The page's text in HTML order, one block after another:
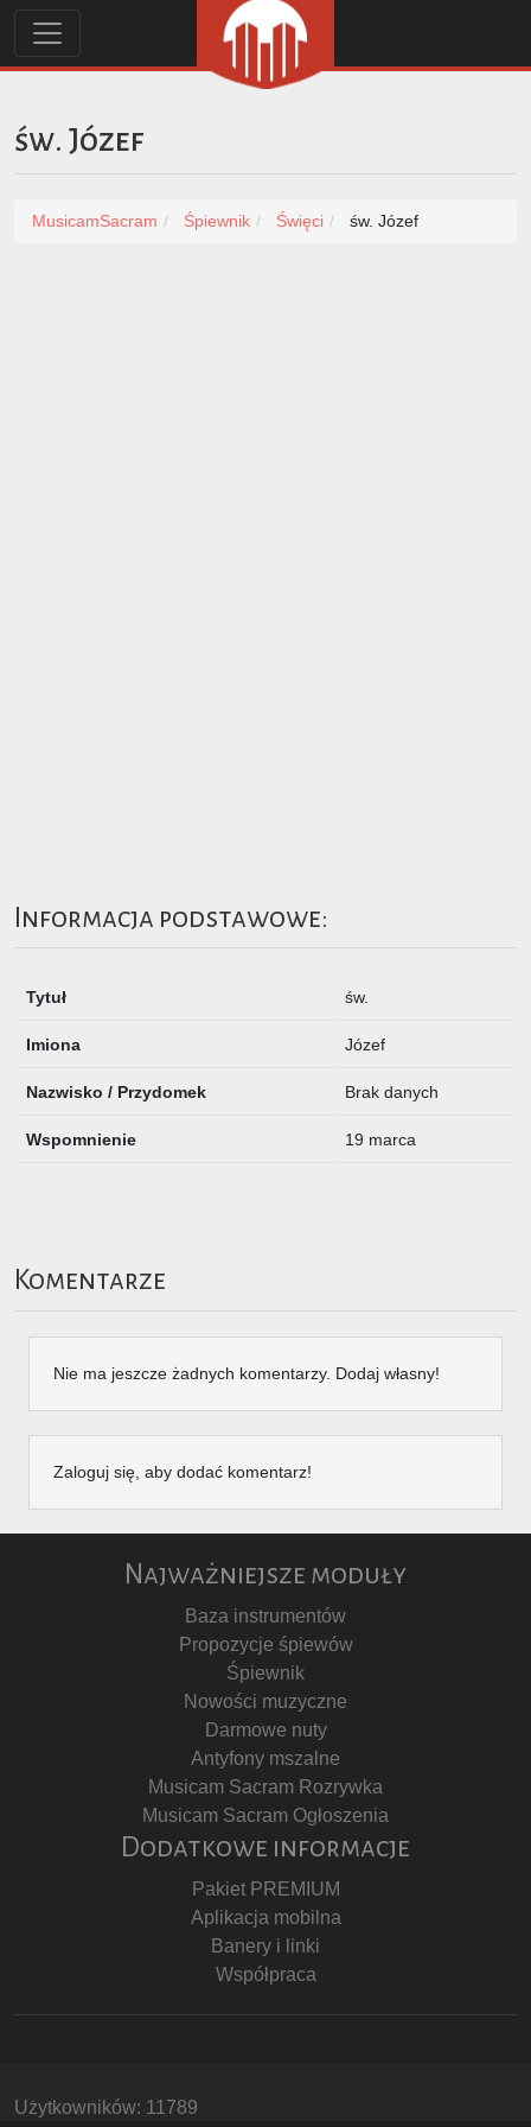
św. Józef
MusicamSacram Śpiewnik Święci św. Józef
Informacja podstawowe:
Tytuł św.
Imiona Józef
Nazwisko / Przydomek Brak danych
Wspomnienie 19 marca
Komentarze
Nie ma jeszcze żadnych komentarzy. Dodaj własny!
Zaloguj się, aby dodać komentarz!
Najważniejsze moduły
Baza instrumentów
Propozycje śpiewów
Śpiewnik
Nowości muzyczne
Darmowe nuty
Antyfony mszalne
Musicam Sacram Rozrywka
Musicam Sacram Ogłoszenia
Dodatkowe informacje
Pakiet PREMIUM
Aplikacja mobilna
Banery i linki
Współpraca
Użytkowników: 11789